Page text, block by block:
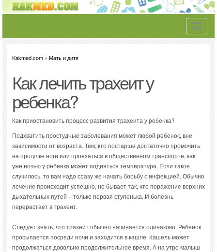
Toggle
Kakmed.com » Мать и дитя
Как лечить трахеит у
ребенка?
Как приостановить процесс развития трахеита у ребенка?
Подхватить простудные заболевания может любой ребенок, вне
зависимости от возраста. Тем, кто постарше достаточно промочить
на прогулке ноги или проехаться в общественном транспорте, как
уже ночью у ребенка может подняться температура. Если такое
случилось, то вам надо сразу же начать борьбу с инфекцией. Обычно
лечение происходит успешно, но бывает так, что поражение верхних
дыхательных путей – только первая ступенька. И болезнь
перерастает в трахеит.
Следует знать, что трахеит обычно начинается одинаково. Ребенок
просыпается посреди ночи и заходится в кашле. Кашель может
продолжаться довольно продолжительное время. А на утро малыш